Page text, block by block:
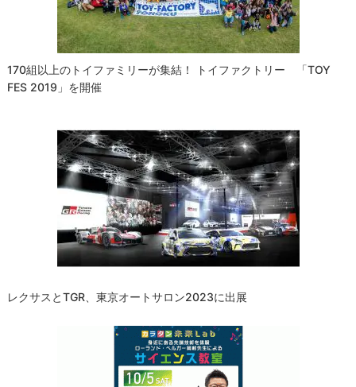
170組以上のトイファミリーが集結！ トイファクトリー 「TOY
FES 2019」を開催
レクサスとTGR、東京オートサロン2023に出展